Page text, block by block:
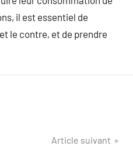
il est essentiel de
le contre, et de prendre
Article suivant